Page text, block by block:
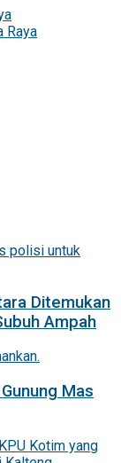
Raya
Ditemukan
Ampah
Mas